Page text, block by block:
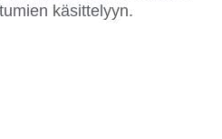
käsittelyyn.